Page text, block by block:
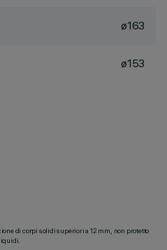
ø163
ø153
di corpi solidi superiori a 12 mm, non protetto